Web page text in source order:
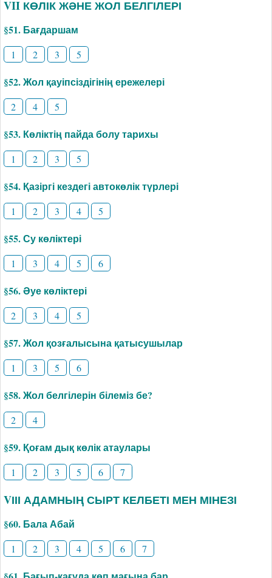
VII КӨЛІК ЖӘНЕ ЖОЛ БЕЛГІЛЕРІ
§51. Бағдаршам
1 2 3 5
§52. Жол қауіпсіздігінің ережелері
2 4 5
§53. Көліктің пайда болу тарихы
1 2 3 5
§54. Қазіргі кездегі автокөлік түрлері
1 2 3 4 5
§55. Су көліктері
1 3 4 5 6
§56. Әуе көліктері
2 3 4 5
§57. Жол қозғалысына қатысушылар
1 3 5 6
§58. Жол белгілерін білеміз бе?
2 4
§59. Қоғам дық көлік атаулары
1 2 3 5 6 7
VІІІ АДАМНЫҢ СЫРТ КЕЛБЕТІ МЕН МІНЕЗІ
§60. Бала Абай
1 2 3 4 5 6 7